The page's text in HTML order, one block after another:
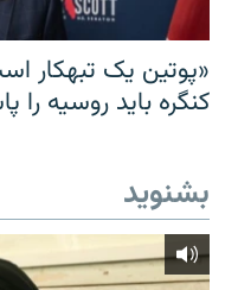
«پوتین یک تبهکار
کنگره باید روسیه را
بشنوید